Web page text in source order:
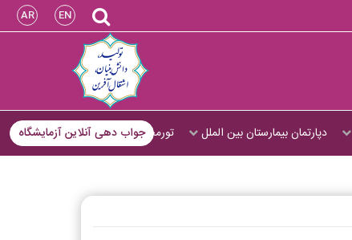
EN
AR
دپارتمان بیمارستان بین الملل تورمجازیجواب دهی آنلاین آزمایشگاه